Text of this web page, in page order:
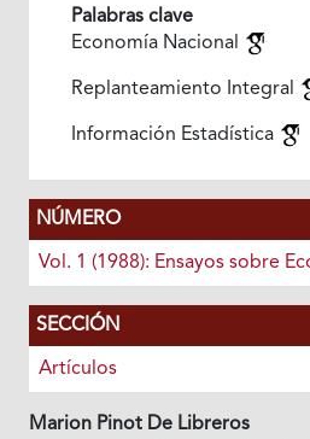
Palabras clave
Economía Nacional
Replanteamiento Integral
Información Estadística
NÚMERO
Vol. 1 (1988): Ensayos sobre
SECCIÓN
Artículos
Marion Pinot De Libreros